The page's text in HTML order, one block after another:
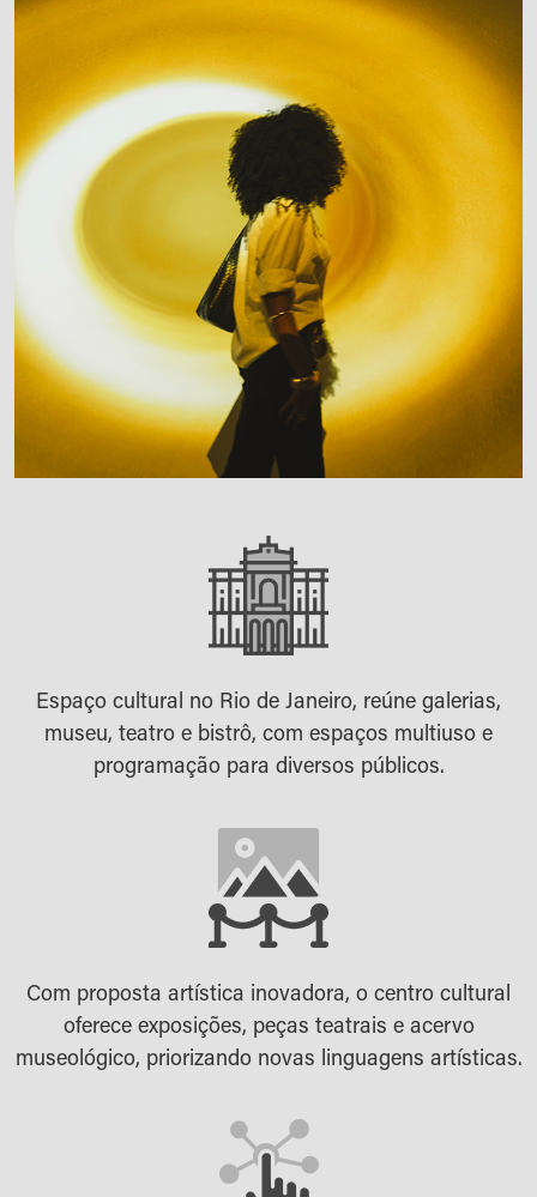
Espaço cultural no Rio de Janeiro, reúne galerias,
museu, teatro e bistrô, com espaços multiuso e
programação para diversos públicos.
Com proposta artística inovadora, o centro cultural
oferece exposições, peças teatrais e acervo
museológico, priorizando novas linguagens artísticas.